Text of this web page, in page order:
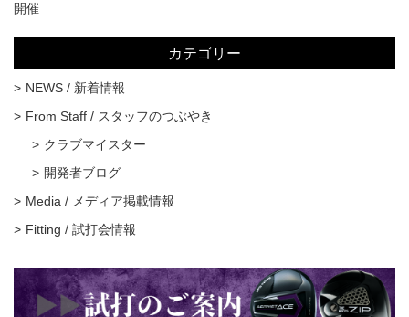
開催
カテゴリー
NEWS / 新着情報
From Staff / スタッフのつぶやき
クラブマイスター
開発者ブログ
Media / メディア掲載情報
Fitting / 試打会情報